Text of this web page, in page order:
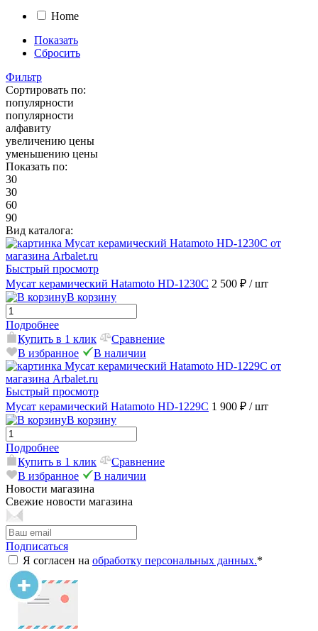
Home
Показать
Сбросить
Фильтр
Сортировать по:
популярности
популярности
алфавиту
увеличению цены
уменьшению цены
Показать по:
30
30
60
90
Вид каталога:
Быстрый просмотр
Мусат керамический Hatamoto HD-1230C 2 500 ₽ / шт
В корзину
Подробнее
Купить в 1 клик
Сравнение
В избранное
В наличии
Быстрый просмотр
Мусат керамический Hatamoto HD-1229C 1 900 ₽ / шт
В корзину
Подробнее
Купить в 1 клик
Сравнение
В избранное
В наличии
Новости магазина
Свежие новости магазина
Подписаться
Я согласен на обработку персональных данных.*